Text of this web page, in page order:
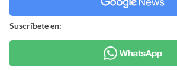
Suscríbete en: